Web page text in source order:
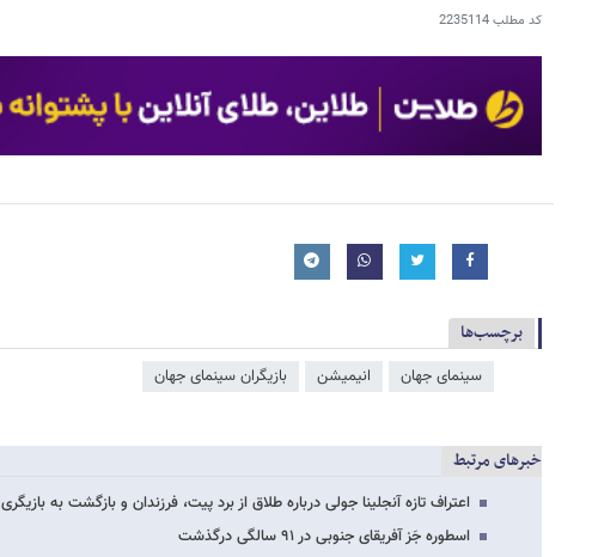
کد مطلب2235114
برچسب‌ها
سینمای جهان انیمیشن بازیگران سینمای جهان
خبرهای مرتبط
اعتراف تازه آنجلینا جولی درباره طلاق از برد پیت، فرزندان و بازگشت به بازیگری
اسطوره جَز آفریقای جنوبی در ۹۱ سالگی درگذشت